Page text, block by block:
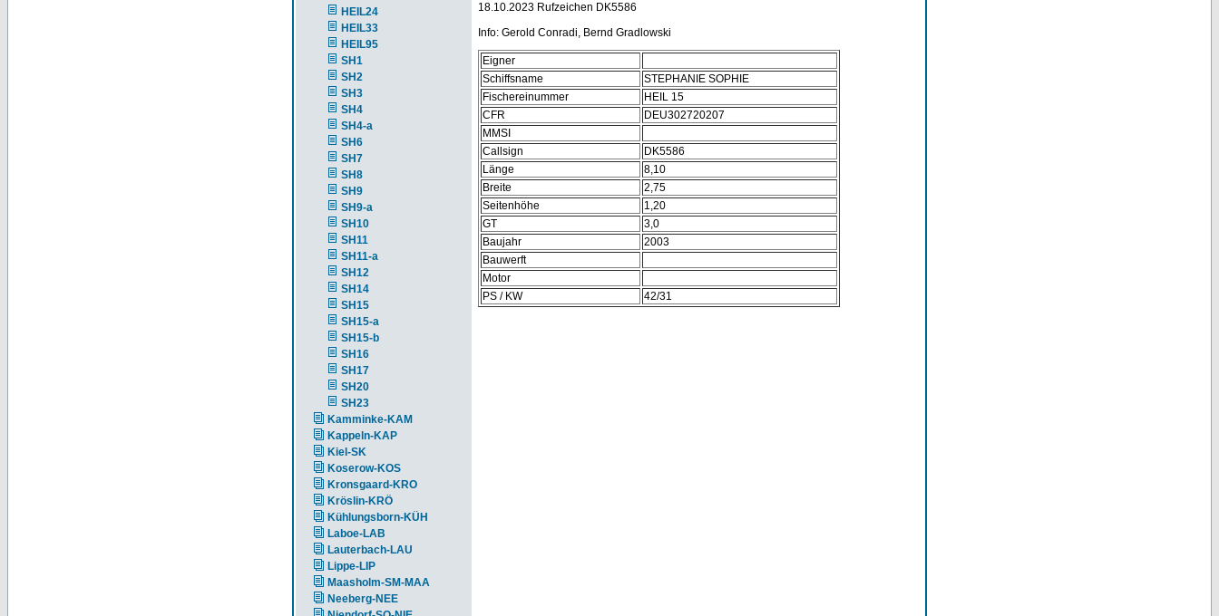
HEIL24
HEIL33
HEIL95
SH1
SH2
SH3
SH4
SH4-a
SH6
SH7
SH8
SH9
SH9-a
SH10
SH11
SH11-a
SH12
SH14
SH15
SH15-a
SH15-b
SH16
SH17
SH20
SH23
Kamminke-KAM
Kappeln-KAP
Kiel-SK
Koserow-KOS
Kronsgaard-KRO
Kröslin-KRÖ
Kühlungsborn-KÜH
Laboe-LAB
Lauterbach-LAU
Lippe-LIP
Maasholm-SM-MAA
Neeberg-NEE
18.10.2023 Rufzeichen DK5586
Info: Gerold Conradi, Bernd Gradlowski
Eigner
Schiffsname
STEPHANIE SOPHIE
Fischereinummer
HEIL 15
CFR
DEU302720207
MMSI
Callsign
DK5586
Länge
8,10
Breite
2,75
Seitenhöhe
1,20
GT
3,0
Baujahr
2003
Bauwerft
Motor
PS / KW
42/31